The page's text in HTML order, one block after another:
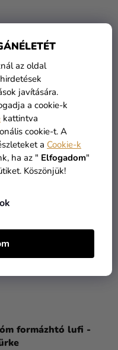
az oldal
javítására.
a cookie-k
kattintva
cookie-t. A
a Cookie-k
ha az " Elfogadom"
Köszönjük!
formázható lufi -
Ft
KOSÁRBA
formázhtó lufi -